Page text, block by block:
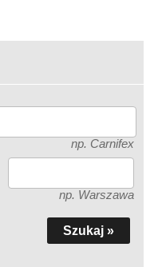
np. Carnifex
np. Warszawa